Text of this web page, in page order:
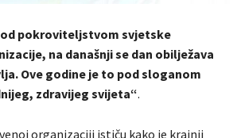
pokroviteljstvom svjetske
na današnji se dan obilježava
Ove godine je to pod sloganom
zdravijeg svijeta“.
organizaciji ističu kako je krajnji